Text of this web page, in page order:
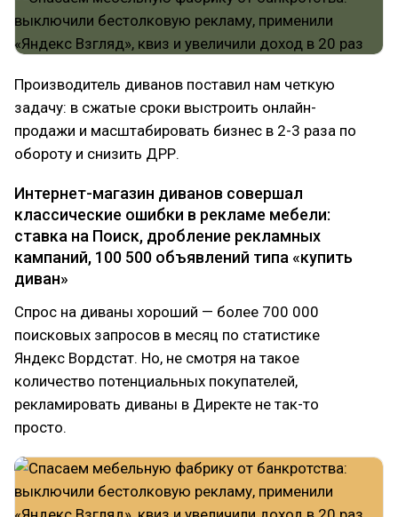
Производитель диванов поставил нам четкую
задачу: в сжатые сроки выстроить онлайн-
продажи и масштабировать бизнес в 2-3 раза по
обороту и снизить ДРР.
Интернет-магазин диванов совершал
классические ошибки в рекламе мебели:
ставка на Поиск, дробление рекламных
кампаний, 100 500 объявлений типа «купить
диван»
Спрос на диваны хороший — более 700 000
поисковых запросов в месяц по статистике
Яндекс Вордстат. Но, не смотря на такое
количество потенциальных покупателей,
рекламировать диваны в Директе не так-то
просто.